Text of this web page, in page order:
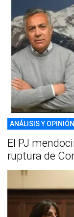
ANÁLISIS Y OPINIÓN
El PJ
ruptura de